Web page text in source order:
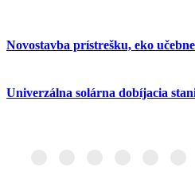
Novostavba prístrešku, eko
Univerzálna solárna dobíjacia